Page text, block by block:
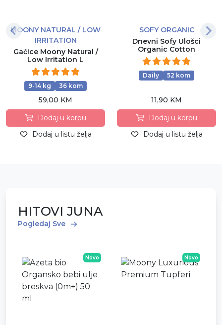
MOONY NATURAL / LOW
IRRITATION
Gaćice Moony Natural /
Low Irritation L
9-14 kg 36 kom
59,00 KM
Dodaj u korpu
Dodaj u listu želja
SOFY ORGANIC
Dnevni Sofy Ulošci
Organic Cotton
Daily 52 kom
11,90 KM
Dodaj u korpu
Dodaj u listu želja
HITOVI JUNA
Pogledaj Sve
Novo Novo